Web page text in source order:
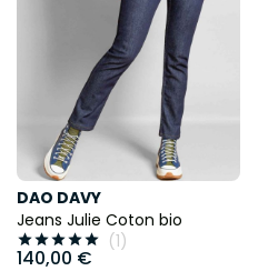
DAO DAVY
Jeans Julie Coton bio
 (1)
140,00 €